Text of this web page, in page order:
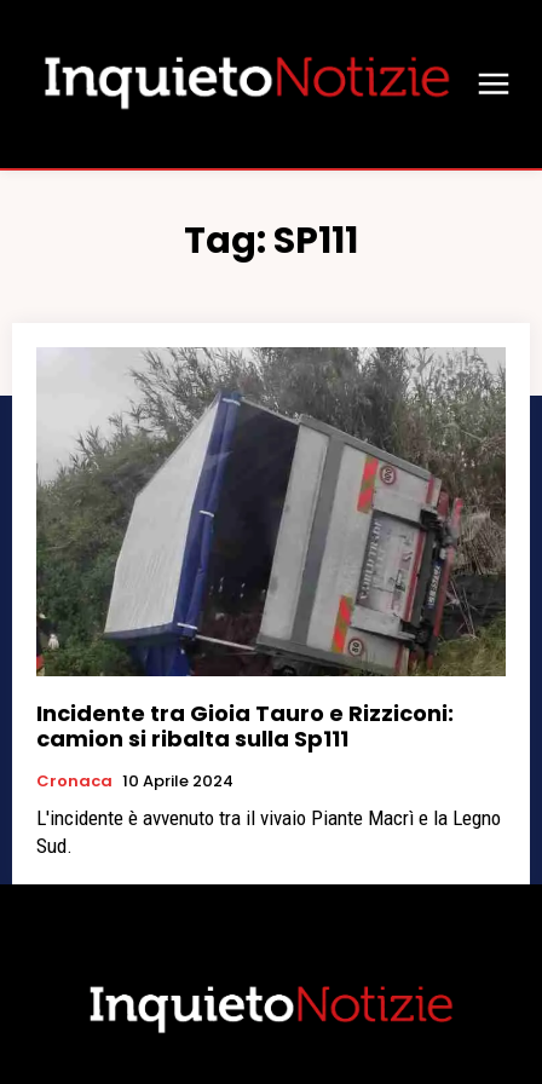
Tag:SP111
Incidente tra Gioia Tauro e Rizziconi:
camion si ribalta sulla Sp111
Cronaca 10 Aprile 2024
L'incidente è avvenuto tra il vivaio Piante Macrì e la Legno
Sud.